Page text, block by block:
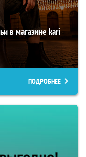
в магазине kari
ПОДРОБНЕЕ